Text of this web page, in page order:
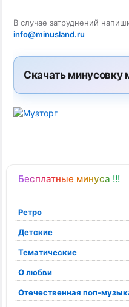
Бесплатные минуса !!!
Ретро
Детские
Тематические
О любви
Отечественная поп-
В случае затруднений
info@minusland.ru
Скачать минусовку